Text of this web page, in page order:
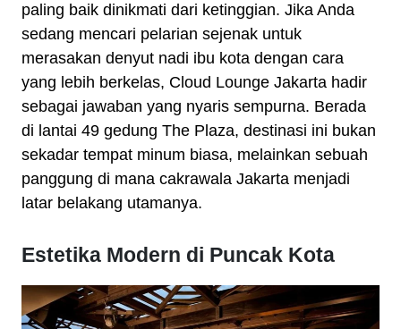
paling baik dinikmati dari ketinggian. Jika Anda
sedang mencari pelarian sejenak untuk
merasakan denyut nadi ibu kota dengan cara
yang lebih berkelas, Cloud Lounge Jakarta hadir
sebagai jawaban yang nyaris sempurna. Berada
di lantai 49 gedung The Plaza, destinasi ini bukan
sekadar tempat minum biasa, melainkan sebuah
panggung di mana cakrawala Jakarta menjadi
latar belakang utamanya.
Estetika Modern di Puncak Kota